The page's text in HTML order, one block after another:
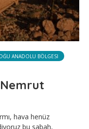
ANADOLU BÖLGESI
hava henüz
bu sabah,